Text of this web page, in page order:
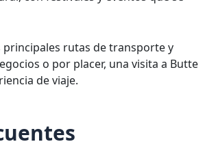
principales rutas de transporte y
o por placer, una visita a Butte
de viaje.